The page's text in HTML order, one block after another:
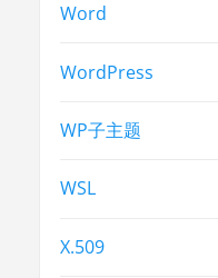
Word
WordPress
WP子主题
WSL
X.509